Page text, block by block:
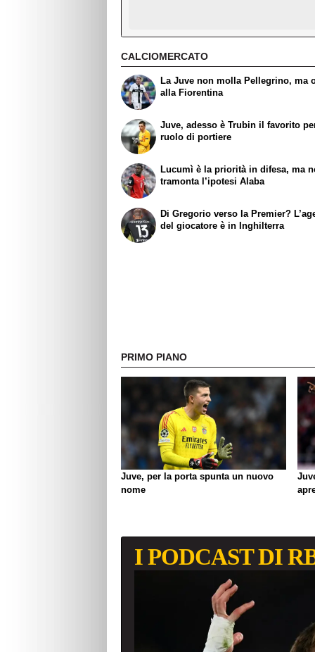
CALCIOMERCATO
La Juve non molla Pellegrino, ma
alla Fiorentina
Juve, adesso è Trubin il favorito
ruolo di portiere
Lucumì è la priorità in difesa, ma
tramonta l’ipotesi Alaba
Di Gregorio verso la Premier?
del giocatore è in Inghilterra
PRIMO PIANO
Juve, per la porta spunta un nuovo
nome
I PODCAST DI